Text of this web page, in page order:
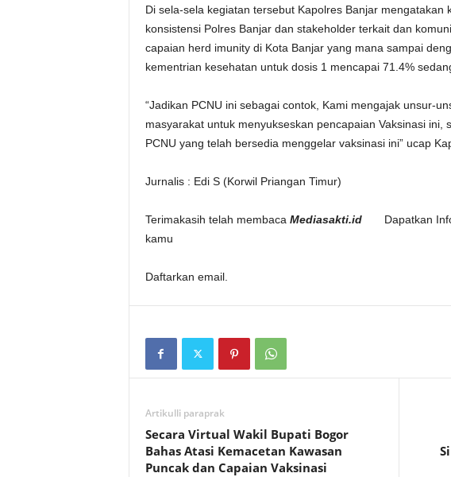
Di sela-sela kegiatan tersebut Kapolres Banjar
konsistensi Polres Banjar dan stakeholder terkait dan
capaian herd imunity di Kota Banjar yang mana sampai
kementrian kesehatan untuk dosis 1 mencapai 71.4%
“Jadikan PCNU ini sebagai contok, Kami mengajak unsur-
masyarakat untuk menyukseskan pencapaian Vaksinasi ini,
PCNU yang telah bersedia menggelar vaksinasi ini” ucap
Jurnalis : Edi S (Korwil Priangan Timur)
Terimakasih telah membaca Mediasakti.id Dapatkan
kamu
Daftarkan email.
Artikulli paraprak
Secara Virtual Wakil Bupati Bogor
Bahas Atasi Kemacetan Kawasan
Puncak dan Capaian Vaksinasi